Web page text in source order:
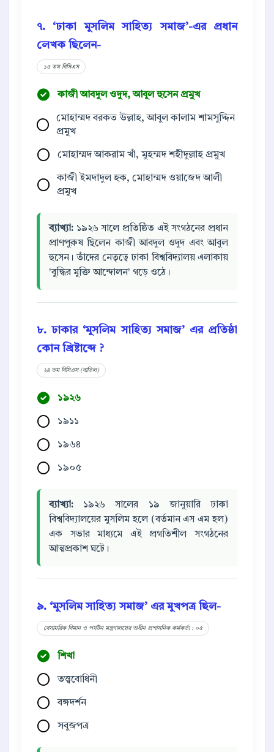
৭. ‘ঢাকা মুসলিম সাহিত্য সমাজ’-এর প্রধান
লেখক ছিলেন-
১৫ তম বিসিএস
কাজী আবদুল ওদুদ, আবুল হুসেন প্রমুখ
মোহাম্মদ বরকত উল্লাহ, আবুল কালাম শামসুদ্দিন
প্রমুখ
মোহাম্মদ আকরাম খাঁ, মুহম্মদ শহীদুল্লাহ প্রমুখ
কাজী ইমদাদুল হক, মোহাম্মদ ওয়াজেদ আলী
প্রমুখ
ব্যাখ্যা: ১৯২৬ সালে প্রতিষ্ঠিত এই সংগঠনের প্রধান
প্রাণপুরুষ ছিলেন কাজী আবদুল ওদুদ এবং আবুল
হুসেন। তাঁদের নেতৃত্বে ঢাকা বিশ্ববিদ্যালয় এলাকায়
'বুদ্ধির মুক্তি আন্দোলন' গড়ে ওঠে।
৮. ঢাকার ‘মুসলিম সাহিত্য সমাজ’ এর প্রতিষ্ঠা
কোন খ্রিষ্টাব্দে ?
২৪ তম বিসিএস (বাতিল)
১৯২৬
১৯১১
১৯৬৪
১৯০৫
ব্যাখ্যা: ১৯২৬ সালের ১৯ জানুয়ারি ঢাকা
বিশ্ববিদ্যালয়ের মুসলিম হলে (বর্তমান এস এম হল)
এক সভার মাধ্যমে এই প্রগতিশীল সংগঠনের
আত্মপ্রকাশ ঘটে।
৯. ‘মুসলিম সাহিত্য সমাজ’ এর মুখপত্র ছিল-
বেসামরিক বিমান ও পর্যটন মন্ত্রণালয়ের অধীন প্রশাসনিক কর্মকর্তা : ০৫
শিখা
তত্ত্ববোধিনী
বঙ্গদর্শন
সবুজপত্র